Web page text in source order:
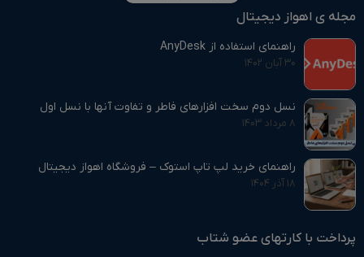
مجله ی اهواز دیجیتال
راهنمای استفاده از AnyDesk
۳۰ آبان ۱۴۰۲
نسل دوم سخت افزارهای فاطر و تفاوت آنها با نسل اول
۸ مرداد ۱۴۰۳
راهنمای خرید لپ تاپ استوک – فروشگاه اهواز دیجیتال
۱۸ آذر ۱۴۰۴
پرداخت با کارتهای عضو شتاب